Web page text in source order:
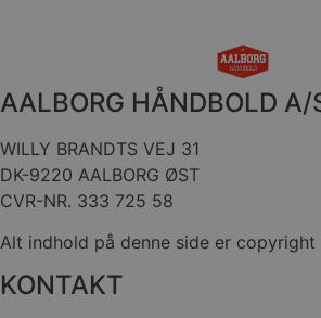
AALBORG HÅNDBOLD A/
WILLY BRANDTS VEJ 31
DK-9220 AALBORG ØST
CVR-NR. 333 725 58
Alt indhold på denne side er
KONTAKT
lf-cmp-189350